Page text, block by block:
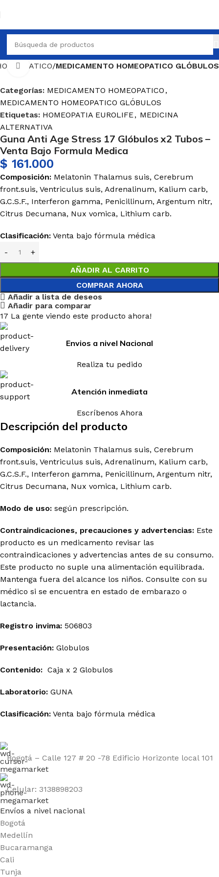
MEDICAMENTO HOMEOPATICO GLÓBULOS
Haga Click para agrandar
Categorías: MEDICAMENTO HOMEOPATICO ,
MEDICAMENTO HOMEOPATICO GLÓBULOS
Etiquetas: HOMEOPATIA EUROLIFE, MEDICINA
ALTERNATIVA
Guna Anti Age Stress 17 Glóbulos x2 Tubos –
Venta Bajo Formula Medica
$ 161.000
Composición: Melatonin Thalamus suis, Cerebrum
front.suis, Ventriculus suis, Adrenalinum, Kalium carb,
G.C.S.F., Interferon gamma, Penicillinum, Argentum nitr,
Citrus Decumana, Nux vomica, Lithium carb.
Clasificación: Venta bajo fórmula médica
AÑADIR AL CARRITO
COMPRAR AHORA
Añadir a lista de deseos
Añadir para comparar
17 La gente viendo este producto ahora!
Envios a nivel Nacional
Realiza tu pedido
Atención inmediata
Escríbenos Ahora
Descripción del producto
Composición: Melatonin Thalamus suis, Cerebrum
front.suis, Ventriculus suis, Adrenalinum, Kalium carb,
G.C.S.F., Interferon gamma, Penicillinum, Argentum nitr,
Citrus Decumana, Nux vomica, Lithium carb.
Modo de uso: según prescripción.
Contraindicaciones, precauciones y advertencias: Este
producto es un medicamento revisar las
contraindicaciones y advertencias antes de su consumo.
Este producto no suple una alimentación equilibrada.
Mantenga fuera del alcance los niños. Consulte con su
médico si se encuentra en estado de embarazo o
lactancia.
Registro invima: 506803
Presentación: Globulos
Contenido: Caja x 2 Globulos
Laboratorio: GUNA
Clasificación: Venta bajo fórmula médica
Bogotá – Calle 127 # 20 -78 Edificio Horizonte local 101
Celular: 3138898203
Envíos a nivel nacional
Bogotá
Medellín
Bucaramanga
Cali
Tunja